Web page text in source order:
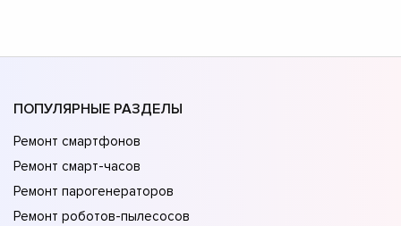
ПОПУЛЯРНЫЕ РАЗДЕЛЫ
Ремонт смартфонов
Ремонт смарт-часов
Ремонт парогенераторов
Ремонт роботов-пылесосов